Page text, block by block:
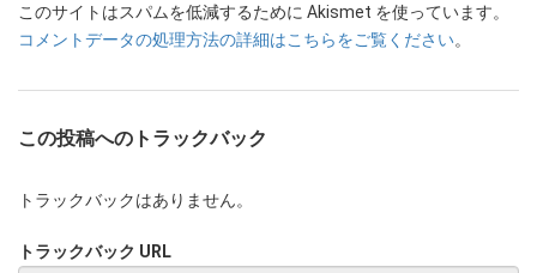
このサイトはスパムを低減するために Akismet を使っています。
コメントデータの処理方法の詳細はこちらをご覧ください。
この投稿へのトラックバック
トラックバックはありません。
トラックバック URL